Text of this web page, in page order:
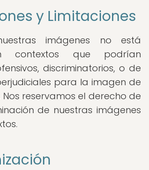
y Limitaciones
imágenes no está
contextos que podrían
discriminatorios, o de
para la imagen de
Nos reservamos el derecho de
de nuestras imágenes